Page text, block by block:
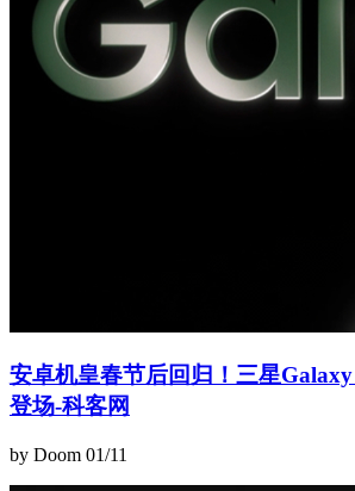
安卓机皇春节后回归！三星Galaxy
登场-科客网
by Doom 01/11